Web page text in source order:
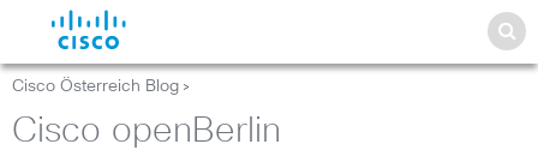
Cisco Österreich Blog >
Cisco openBerlin